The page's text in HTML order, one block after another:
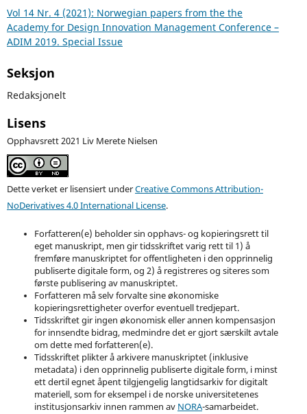
Vol 14 Nr. 4 (2021): Norwegian papers from the the
Academy for Design Innovation Management Conference –
ADIM 2019. Special Issue
Seksjon
Redaksjonelt
Lisens
Opphavsrett 2021 Liv Merete Nielsen
Dette verket er lisensiert underCreative Commons Attribution-
NoDerivatives 4.0 International License.
Forfatteren(e) beholder sin opphavs- og kopieringsrett til
eget manuskript, men gir tidsskriftet varig rett til 1) å
fremføre manuskriptet for offentligheten i den opprinnelig
publiserte digitale form, og 2) å registreres og siteres som
første publisering av manuskriptet.
Forfatteren må selv forvalte sine økonomiske
kopieringsrettigheter overfor eventuell tredjepart.
Tidsskriftet gir ingen økonomisk eller annen kompensasjon
for innsendte bidrag, medmindre det er gjort særskilt avtale
om dette med forfatteren(e).
Tidsskriftet plikter å arkivere manuskriptet (inklusive
metadata) i den opprinnelig publiserte digitale form, i minst
ett dertil egnet åpent tilgjengelig langtidsarkiv for digitalt
materiell, som for eksempel i de norske universitetenes
institusjonsarkiv innen rammen av NORA-samarbeidet.